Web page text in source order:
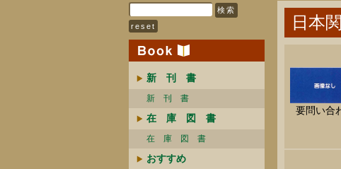
新 刊 書
新 刊 書
在 庫 図 書
在 庫 図 書
おすすめ
日本
要問い合